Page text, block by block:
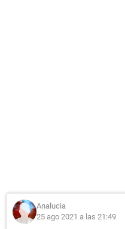
Analucia
25 ago 2021 a las 21:49